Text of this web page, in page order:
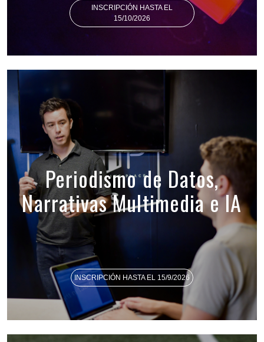
INSCRIPCIÓN HASTA EL
15/10/2026
Periodismo de Datos,
Narrativas Multimedia e IA
INSCRIPCIÓN HASTA EL 15/9/2026